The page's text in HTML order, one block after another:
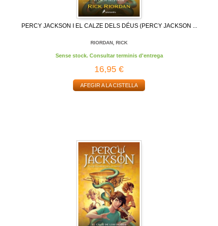
PERCY JACKSON I EL CALZE DELS DÉUS (PERCY JACKSON ...
RIORDAN, RICK
Sense stock. Consultar terminis d'entrega
16,95 €
AFEGIR A LA CISTELLA